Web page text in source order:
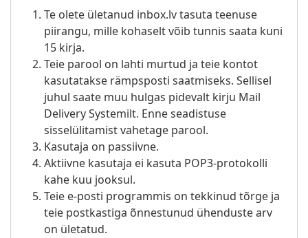
Te olete ületanud inbox.lv tasuta teenuse
piirangu, mille kohaselt võib tunnis saata kuni
15 kirja.
Teie parool on lahti murtud ja teie kontot
kasutatakse rämpsposti saatmiseks. Sellisel
juhul saate muu hulgas pidevalt kirju Mail
Delivery Systemilt. Enne seadistuse
sisselülitamist vahetage parool.
Kasutaja on passiivne.
Aktiivne kasutaja ei kasuta POP3-protokolli
kahe kuu jooksul.
Teie e-posti programmis on tekkinud tõrge ja
teie postkastiga õnnestunud ühenduste arv
on ületatud.